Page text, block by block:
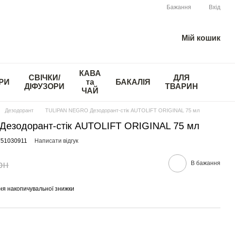
Бажання Вхід
Мій кошик
СВІЧКИ/
ДІФУЗОРИ
КАВА
та
ЧАЙ
БАКАЛІЯ
ДЛЯ
ТВАРИН
Дезодорант TULIPAN NEGRO Дезодорант-стік AUTOLIFT ORIGINAL 75 мл
стік AUTOLIFT ORIGINAL 75 мл
Написати відгук
В бажання
накопичувальної знижки